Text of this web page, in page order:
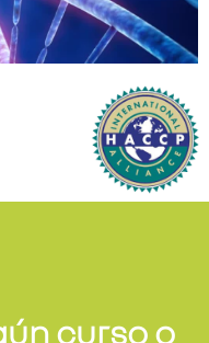
curso o